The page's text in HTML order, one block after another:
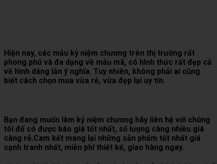
Hiện nay, các mẫu kỷ niệm chương trên thị trường rất
phong phú và đa dạng về mẫu mã, có hình thức rất đẹp cả
về hình dáng lẫn ý nghĩa. Tuy nhiên, không phải ai cũng
biết cách chọn mua vừa rẻ, vừa đẹp lại uy tín.
Bạn đang muốn làm kỷ niệm chương hãy liên hệ với chúng
tôi để có được báo giá tốt nhất, số lượng càng nhiều giá
càng rẻ.Cam kết mang lại những sản phẩm tốt nhất giá
cạnh tranh nhất, miễn phí thiết kế, giao hàng ngay.